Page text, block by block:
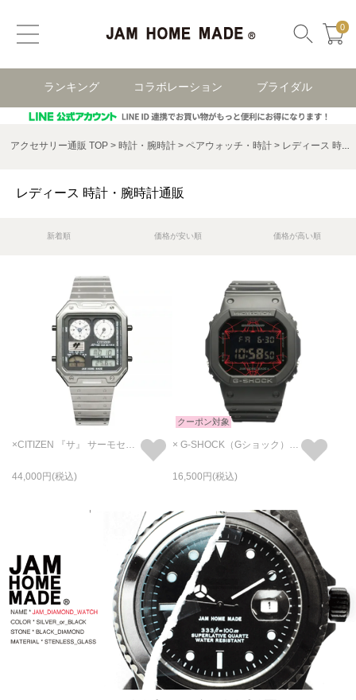
0
ランキング コラボレーション ブライダル
アクセサリー通販 TOP 時計・腕時計 ペアウォッチ・時計 レディース 時計・腕時計
レディース 時計・腕時計通販
価格が安い順 価格が高い順
新着順
×CITIZEN 『サ』 サーモセンサー & アナデジテンプ / 腕時計
44,000
クーポン対象
× G-SHOCK（Gショック）コラボレーション ウォッチ / 腕時計
16,500